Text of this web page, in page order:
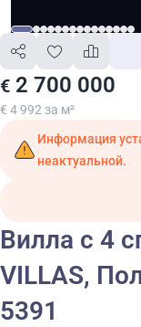
€ 2 700 000
€ 4 992 за м²
Информация
неактуальной.
Вилла с 4
VILLAS,
5391